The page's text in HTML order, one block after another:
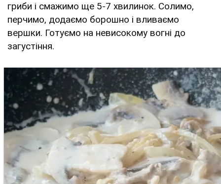
гриби і смажимо ще 5-7 хвилинок. Солимо,
перчимо, додаємо борошно і вливаємо
вершки. Готуємо на невисокому вогні до
загустіння.